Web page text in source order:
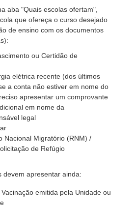
na aba "Quais escolas ofertam",
que ofereça o curso desejado
de ensino com os documentos
ou Certidão de
elétrica recente (dos últimos
a conta não estiver em nome do
apresentar um comprovante
em nome da
legal
Nacional Migratório (RNM) /
de Refúgio
devem apresentar ainda:
emitida pela Unidade ou